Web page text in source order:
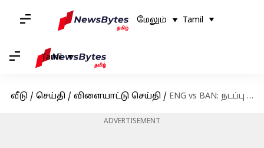
மேலும் Tamil
Tamil
வீடு / செய்தி / விளையாட்டு செய்தி / ENG vs BAN: நடப்பு உலகக்கோப்பைத் தொடரில் முதல் வெற்றியைப் பதிவு செய்தது இங்கிலாந்து!
ADVERTISEMENT